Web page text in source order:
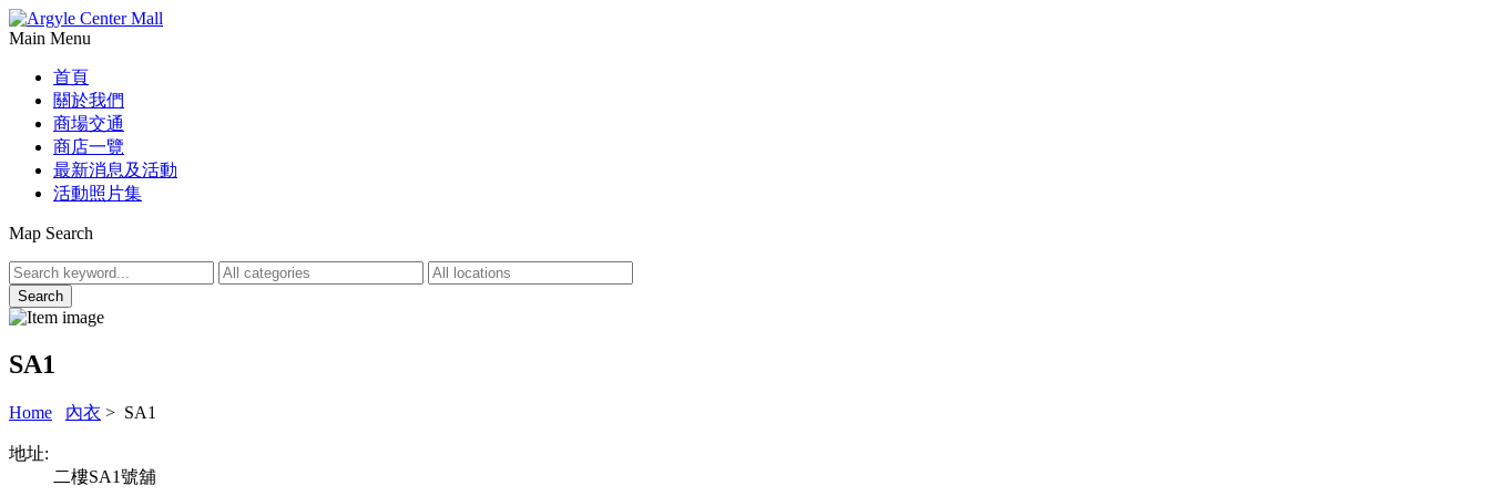
Main Menu
首頁
關於我們
商場交通
商店一覽
最新消息及活動
活動照片集
Map Search
SA1
Home 內衣 > SA1
地址:
二樓SA1號舖